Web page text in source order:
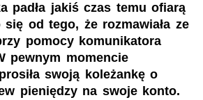
padła jakiś czas temu ofiarą
się od tego, że rozmawiała ze
pomocy komunikatora
pewnym momencie
swoją koleżankę o
pieniędzy na swoje konto.